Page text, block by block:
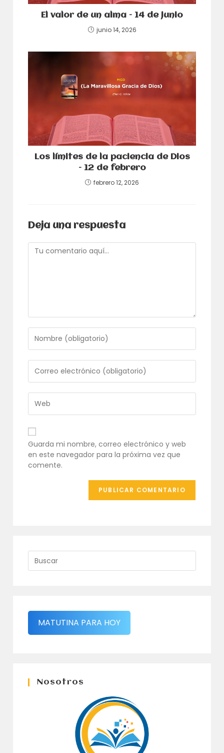
El valor de un alma – 14 de junio
junio 14, 2026
Los límites de la paciencia de Dios
– 12 de febrero
febrero 12, 2026
Deja una respuesta
Comentario
tu
nombre
o
nombre
de
usuario
para
comentar
tu
dirección
de
correo
electrónico
para
comentar
URL
de
tu
web
(opcional)
Guarda mi nombre, correo electrónico y web
en este navegador para la próxima vez que
comente.
MATUTINA PARA HOY
Nosotros